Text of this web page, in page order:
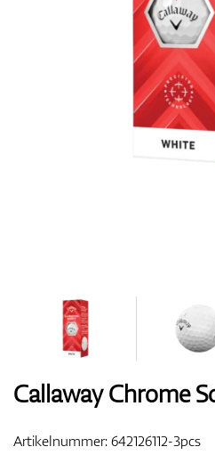
Bags
Callaway Chrome
Artikelnummer:642126112-3pcs